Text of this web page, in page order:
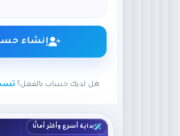
إنشاء
هل لديك حساب بالفعل؟
بداية أسرع وأكثر أمانًا